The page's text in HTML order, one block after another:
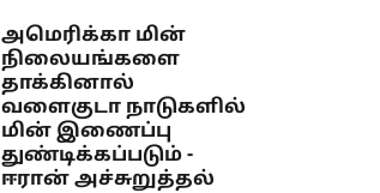
அமெரிக்கா மின்
நிலையங்களை
தாக்கினால்
வளைகுடா நாடுகளில்
மின் இணைப்பு
துண்டிக்கப்படும் -
ஈரான் அச்சுறுத்தல்